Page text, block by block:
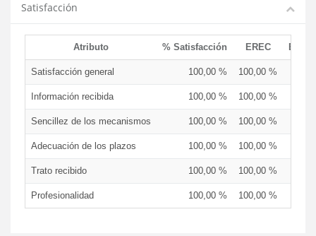
Satisfacción
Atributo % Satisfacción EREC
Satisfacción general 100,00 % 100,00 %
Información recibida 100,00 % 100,00 %
Sencillez de los mecanismos 100,00 % 100,00 %
Adecuación de los plazos 100,00 % 100,00 %
Trato recibido 100,00 % 100,00 %
Profesionalidad 100,00 % 100,00 %